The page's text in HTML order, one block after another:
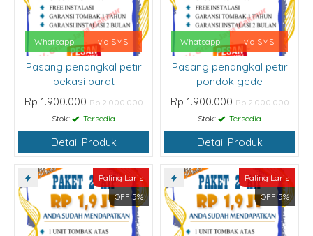
Whatsapp via SMS
Pasang penangkal petir
bekasi barat
Rp 1.900.000Rp 2.000.000
Stok:
Tersedia
Detail Produk
Whatsapp via SMS
Pasang penangkal petir
pondok gede
Rp 1.900.000Rp 2.000.000
Stok:
Tersedia
Detail Produk
Paling Laris
OFF 5%
Paling Laris
OFF 5%